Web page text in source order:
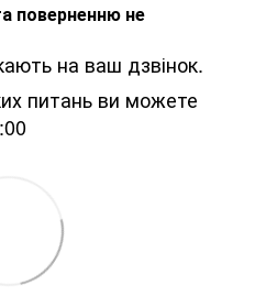
поверненню не
на ваш дзвінок.
питань ви можете